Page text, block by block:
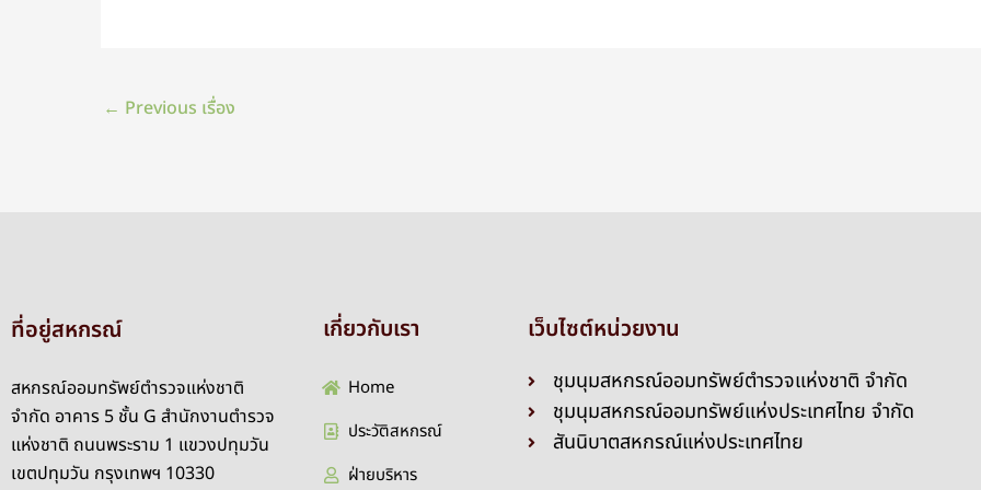
← Previous เรื่อง
ที่อยู่สหกรณ์
สหกรณ์ออมทรัพย์ตำรวจแห่งชาติ
จำกัด อาคาร 5 ชั้น G สำนักงานตำรวจ
แห่งชาติ ถนนพระราม 1 แขวงปทุมวัน
เขตปทุมวัน กรุงเทพฯ 10330
เกี่ยวกับเรา
Home
ประวัติสหกรณ์
ฝ่ายบริหาร
เว็บไซต์หน่วยงาน
ชุมนุมสหกรณ์ออมทรัพย์ตำรวจแห่งชาติ จำกัด
ชุมนุมสหกรณ์ออมทรัพย์แห่งประเทศไทย จำกัด
สันนิบาตสหกรณ์แห่งประเทศไทย